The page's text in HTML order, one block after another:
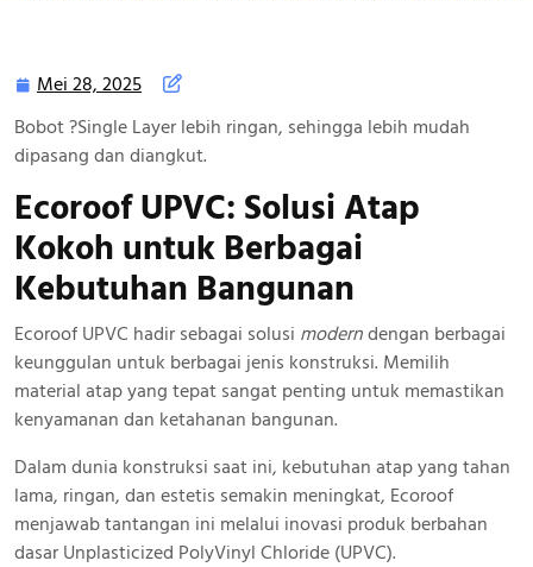
Mei 28, 2025 Mei
2025
Bobot ?Single Layer lebih ringan, sehingga lebih mudah
dipasang dan diangkut.
Ecoroof UPVC: Solusi Atap
Kokoh untuk Berbagai
Kebutuhan Bangunan
Ecoroof UPVC hadir sebagai solusi moderndengan berbagai
keunggulan untuk berbagai jenis konstruksi. Memilih
material atap yang tepat sangat penting untuk memastikan
kenyamanan dan ketahanan bangunan.
Dalam dunia konstruksi saat ini, kebutuhan atap yang tahan
lama, ringan, dan estetis semakin meningkat, Ecoroof
menjawab tantangan ini melalui inovasi produk berbahan
dasar Unplasticized PolyVinyl Chloride (UPVC).